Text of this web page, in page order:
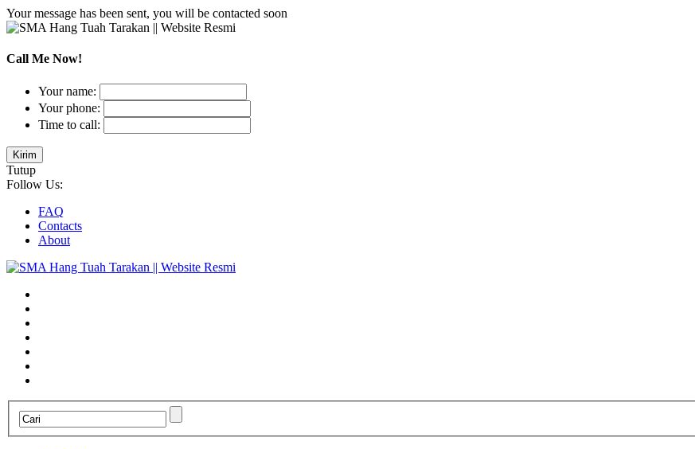
Your message has been sent, you will be contacted soon
Call Me Now!
Your name:
Your phone:
Time to call:
Tutup
Follow Us:
FAQ
Contacts
About